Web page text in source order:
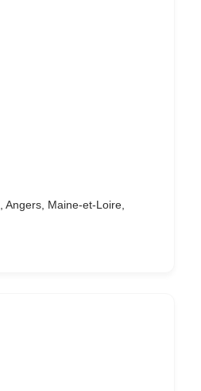
Maine-et-Loire,